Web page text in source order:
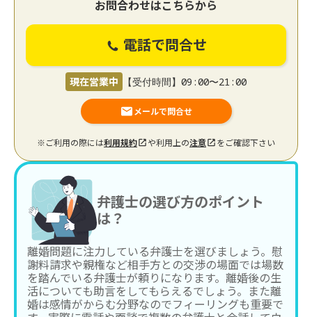
お問合わせはこちらから
電話で問合せ
現在営業中 【受付時間】09:00〜21:00
メールで問合せ
※ご利用の際には利用規約 や利用上の注意 をご確認下さい
弁護士の選び方のポイント
は？
離婚問題に注力している弁護士を選びましょう。慰
謝料請求や親権など相手方との交渉の場面では場数
を踏んでいる弁護士が頼りになります。離婚後の生
活についても助言をしてもらえるでしょう。また離
婚は感情がからむ分野なのでフィーリングも重要で